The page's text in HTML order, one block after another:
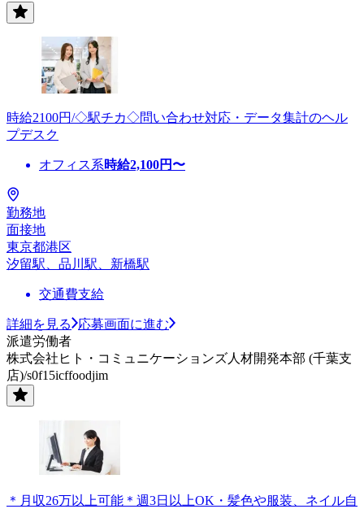
時給2100円/◇駅チカ◇問い合わせ対応・データ集計のヘル
プデスク
オフィス系時給2,100円〜
勤務地
面接地
東京都港区
汐留駅、品川駅、新橋駅
交通費支給
詳細を見る
応募画面に進む
派遣労働者
株式会社ヒト・コミュニケーションズ人材開発本部 (千葉支
店)/s0f15icffoodjim
＊月収26万以上可能＊週3日以上OK・髪色や服装、ネイル自